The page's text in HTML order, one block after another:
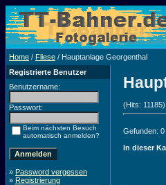
Home / Fliese / Hauptanlage Georgenthal
Registrierte Benutzer
Benutzername:
Passwort:
Beim nächsten Besuch
automatisch anmelden?
» Password vergessen
» Registrierung
(Hits: 11185)
Gefunden:
In dieser